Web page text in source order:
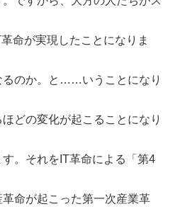
命が実現したことになりま
るのか。と……いうことになり
どの変化が起こることになり
。それをIT革命による「第4
命が起こった第一次産業革